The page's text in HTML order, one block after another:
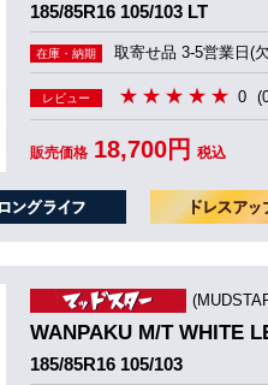
185/85R16 105/103 LT
在庫・納期 取寄せ品 3-5営業日(
レビュー 0
販売価格 18,700円 税込
WANPAKU M/T WHITE
185/85R16 105/103